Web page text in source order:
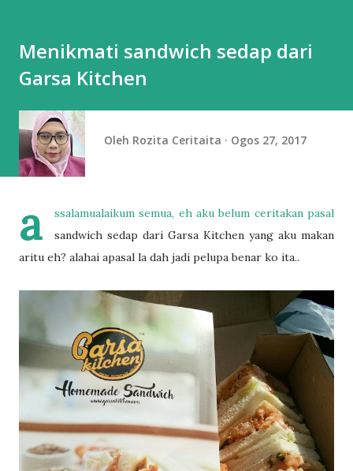
Menikmati sandwich sedap dari
Garsa Kitchen
Oleh Rozita Ceritaita Ogos 27, 2017
a
ssalamualaikum semua, eh aku belum ceritakan pasal
sandwich sedap dari Garsa Kitchen yang aku makan
aritu eh? alahai apasal la dah jadi pelupa benar ko ita..